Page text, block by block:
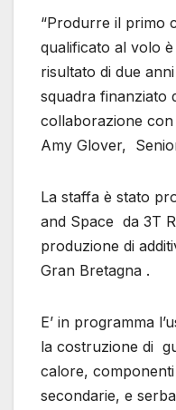
“Produrre il primo
qualificato al volo
risultato di due
squadra finanziato
collaborazione
Amy Glover,
La staffa è stato
and Space da 3T
produzione di
Gran Bretagna .
E’ in programma
la costruzione di
calore,
secondarie, e